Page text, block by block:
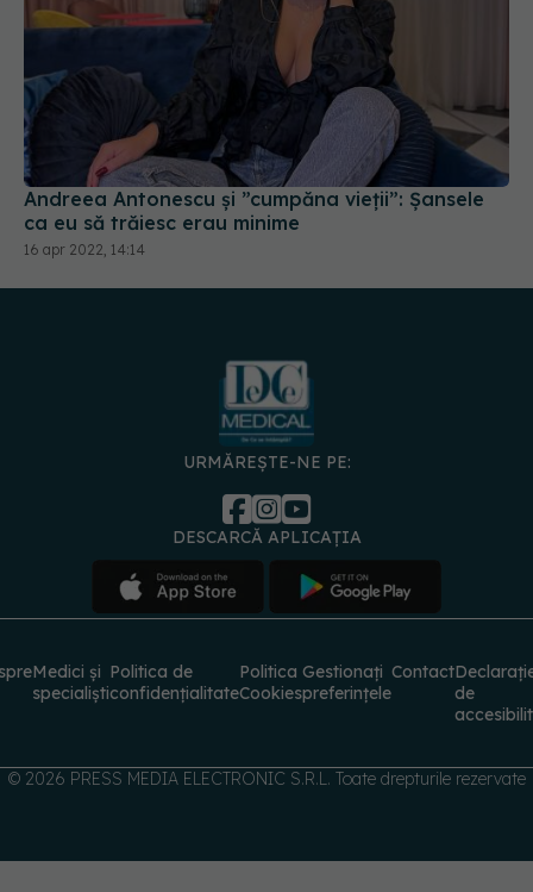
Andreea Antonescu și ”cumpăna vieții”: Șansele
ca eu să trăiesc erau minime
16 apr 2022, 14:14
URMĂREȘTE-NE PE:
DESCARCĂ APLICAȚIA
Medici și
specialiști
Politica de
confidențialitate
Politica
Cookies
Gestionați
preferințele
Contact
de
© 2026 PRESS MEDIA ELECTRONIC S.R.L. Toate drepturile rezervate